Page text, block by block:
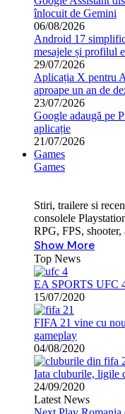
înlocuit de Gemini
06/08/2026
Android 17
mesajele și profilul
29/07/2026
Aplicația X pentru
aproape un an de
23/07/2026
Google adaugă pe
aplicație
21/07/2026
Games
Games
Stiri, trailere si
consolele
RPG, FPS,
Show More
Top News
EA SPORTS UFC
15/07/2020
FIFA 21 vine cu
gameplay
04/08/2020
Iata cluburile, ligile
24/09/2020
Latest News